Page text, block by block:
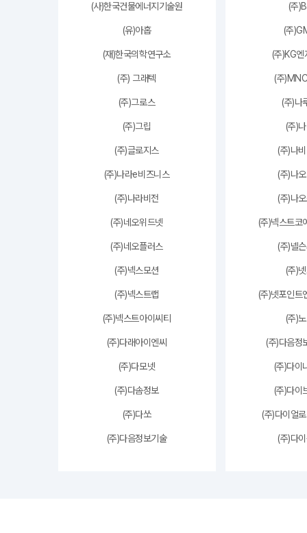
(사)한국건물에너지기술원
(유)아홉
(재)한국의학연구소
(주) 그래텍
(주)그로스
(주)그립
(주)글로지스
(주)나라e비즈니스
(주)나라비전
(주)네오위드넷
(주)네오플러스
(주)넥스모션
(주)넥스트랩
(주)넥스트아이씨티
(주)다래아이엔씨
(주)다모넷
(주)다솜정보
(주)다쏘
(주)다음정보기술
(주
(주
(주)KG
(주
(주)나
(주)
(주)나
(주)나
(주)나
(주)넥스트코
(주)넬
(주)
(주)넷포인트
(주)
(주)다음정
(주)다이
(주)다이
(주)다이얼
(주)다